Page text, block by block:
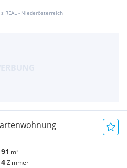
s REAL - Niederösterreich
91 m²
4Zimmer